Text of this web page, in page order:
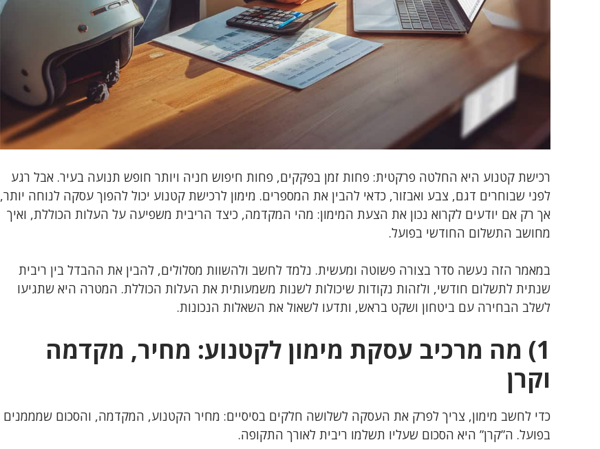
רכישת קטנוע היא החלטה פרקטית: פחות זמן בפקקים, פחות חיפוש חניה ויותר חופש תנועה בעיר. אבל רגע
לפני שבוחרים דגם, צבע ואבזור, כדאי להבין את המספרים. מימון לרכישת קטנוע יכול להפוך עסקה לנוחה יותר,
אך רק אם יודעים לקרוא נכון את הצעת המימון: מהי המקדמה, כיצד הריבית משפיעה על העלות הכוללת, ואיך
מחושב התשלום החודשי בפועל.
במאמר הזה נעשה סדר בצורה פשוטה ומעשית. נלמד לחשב ולהשוות מסלולים, להבין את ההבדל בין ריבית
שנתית לתשלום חודשי, ולזהות נקודות שיכולות לשנות משמעותית את העלות הכוללת. המטרה היא שתגיעו
לשלב הבחירה עם ביטחון ושקט בראש, ותדעו לשאול את השאלות הנכונות.
1) מה מרכיב עסקת מימון לקטנוע: מחיר, מקדמה
וקרן
כדי לחשב מימון, צריך לפרק את העסקה לשלושה חלקים בסיסיים: מחיר הקטנוע, המקדמה, והסכום שמממנים
בפועל. ה”קרן” היא הסכום שעליו תשלמו ריבית לאורך התקופה.